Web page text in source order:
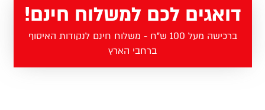
דואגים לכם למשלוח חינם!
ברכישה מעל 100 ש"ח - משלוח חינם לנקודות האיסוף
ברחבי הארץ